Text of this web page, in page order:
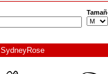
SydneyRose